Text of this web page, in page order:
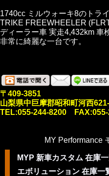
1740cc ミルウォーキ8のトラ
TRIKE FREEWHEELER
ディーラー車 実走4,432km 車
非常に綺麗な一台です。
〒409-3851
山梨県中巨摩郡昭和町河西
TEL:055-244-8200 FAX:055-
MY Performance
MYP 新車カスタム 在庫
エボリューション 在庫一